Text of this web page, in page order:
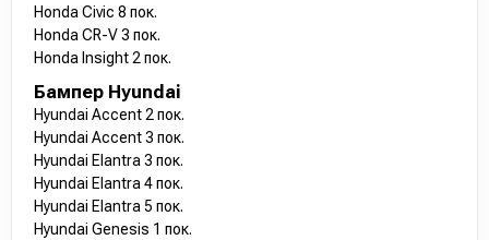
Honda Civic 8 пок.
Honda CR-V 3 пок.
Honda Insight 2 пок.
Бампер Hyundai
Hyundai Accent 2 пок.
Hyundai Accent 3 пок.
Hyundai Elantra 3 пок.
Hyundai Elantra 4 пок.
Hyundai Elantra 5 пок.
Hyundai Genesis 1 пок.